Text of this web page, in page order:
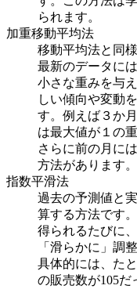
られます。
加重移動平均法
移動平均法と同
最新のデータに
小さな重みを与
しい傾向や変動
す。例えば３か
は最大値が１の
さらに前の月に
方法があります。
指数平滑法
過去の予測値と
算する方法です
得られるたびに
「滑らかに」調
具体的には、た
の販売数が105だ